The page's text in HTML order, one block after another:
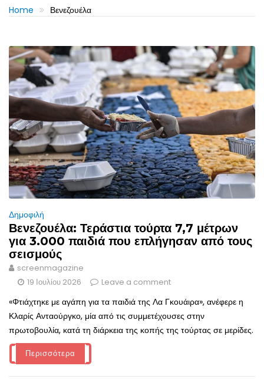
Home Βενεζουέλα
Δημοφιλή
Βενεζουέλα: Τεράστια τούρτα 7,7 μέτρων
για 3.000 παιδιά που επλήγησαν από τους
σεισμούς
screenmagazine
19 Ιουλίου 2026
Leave a comment
«Φτιάχτηκε με αγάπη για τα παιδιά της Λα Γκουάιρα», ανέφερε η
Κλαρίς Ανταούργκο, μία από τις συμμετέχουσες στην
πρωτοβουλία, κατά τη διάρκεια της κοπής της τούρτας σε μερίδες.
Περισσότερα